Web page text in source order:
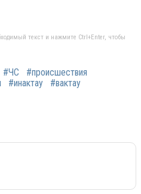
текст и нажмите Ctrl+Enter, чтобы
#ЧС
#происшествия
#инактау #вактау